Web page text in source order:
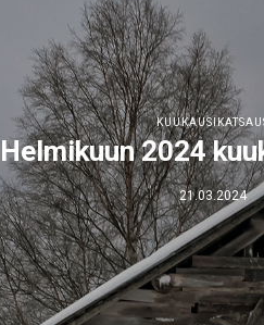
Helmikuun 2024
21.03.2024